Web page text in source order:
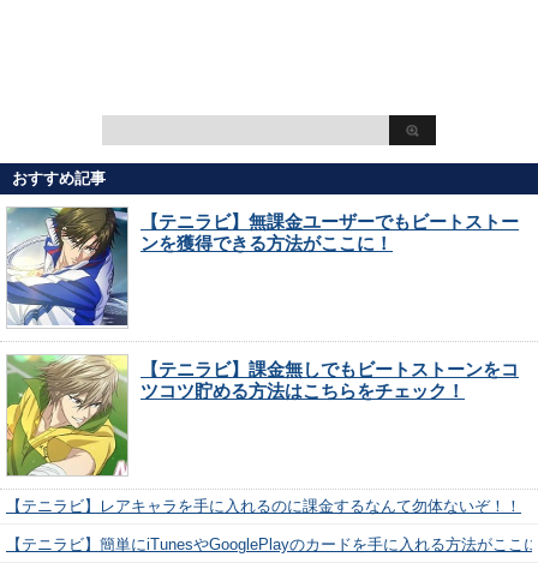
おすすめ記事
【テニラビ】無課金ユーザーでもビートストー
ンを獲得できる方法がここに！
【テニラビ】課金無しでもビートストーンをコ
ツコツ貯める方法はこちらをチェック！
【テニラビ】レアキャラを手に入れるのに課金するなんて勿体ないぞ！！
【テニラビ】簡単にiTunesやGooglePlayのカードを手に入れる方法がここ